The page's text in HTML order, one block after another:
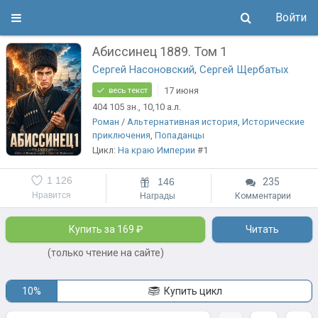
Войти
Абиссинец 1889. Том 1
Сергей Насоновский,Сергей Щербатых
весь текст
17 июня
404 105 зн., 10,10 а.л.
Роман /Альтернативная история,Исторические
приключения,Попаданцы
Цикл:На краю Империи #1
Нравится
1 126 146
Награды
235
Комментарии
Купить за 169 ₽
(только чтение на сайте)
Читать
10% Купить цикл